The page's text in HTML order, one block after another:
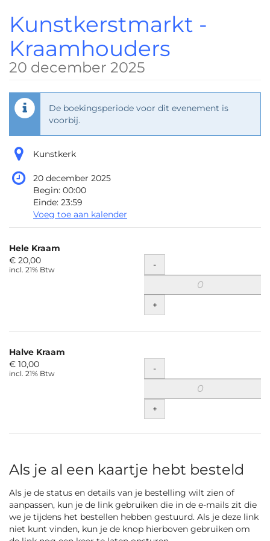
hoofdinhoud
Kunstkerstmarkt -
Kraamhouders
20 december 2025
De boekingsperiode voor dit evenement is
voorbij.
Kunstkerk
20 december 2025
Begin: 00:00
Einde: 23:59
Voeg toe aan kalender
Niet-
gecategoriseerde
Hele Kraam
€ 20,00
incl. 21% Btw Hoeveelheid
-
+
Halve Kraam
€ 10,00
incl. 21% Btw Hoeveelheid
-
+
Als je al een kaartje hebt besteld
Als je de status en details van je bestelling wilt zien of
aanpassen, kun je de link gebruiken die in de e-mails zit die
we je tijdens het bestellen hebben gestuurd. Als je deze link
niet kunt vinden, kun je de knop hierboven gebruiken om